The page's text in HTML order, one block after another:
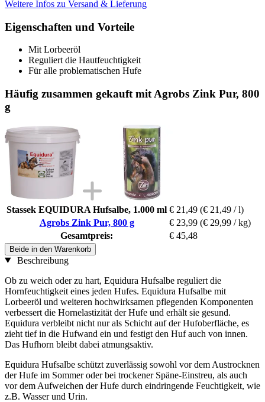
Weitere Infos zu Versand & Lieferung
Eigenschaften und Vorteile
Mit Lorbeeröl
Reguliert die Hautfeuchtigkeit
Für alle problematischen Hufe
Häufig zusammen gekauft mit Agrobs Zink Pur, 800
g
Stassek EQUIDURA Hufsalbe, 1.000 ml € 21,49 (€ 21,49 / l)
Agrobs Zink Pur, 800 g
€ 23,99 (€ 29,99 / kg)
Gesamtpreis:
€ 45,48
Beide in den Warenkorb
Beschreibung
Ob zu weich oder zu hart, Equidura Hufsalbe reguliert die
Hornfeuchtigkeit eines jeden Hufes. Equidura Hufsalbe mit
Lorbeeröl und weiteren hochwirksamen pflegenden Komponenten
verbessert die Hornelastizität der Hufe und erhält sie gesund.
Equidura verbleibt nicht nur als Schicht auf der Hufoberfläche, es
zieht tief in die Hufwand ein und festigt den Huf auch von innen.
Das Hufhorn bleibt dabei atmungsaktiv.
Equidura Hufsalbe schützt zuverlässig sowohl vor dem Austrocknen
der Hufe im Sommer oder bei trockener Späne-Einstreu, als auch
vor dem Aufweichen der Hufe durch eindringende Feuchtigkeit, wie
z.B. Wasser und Urin.